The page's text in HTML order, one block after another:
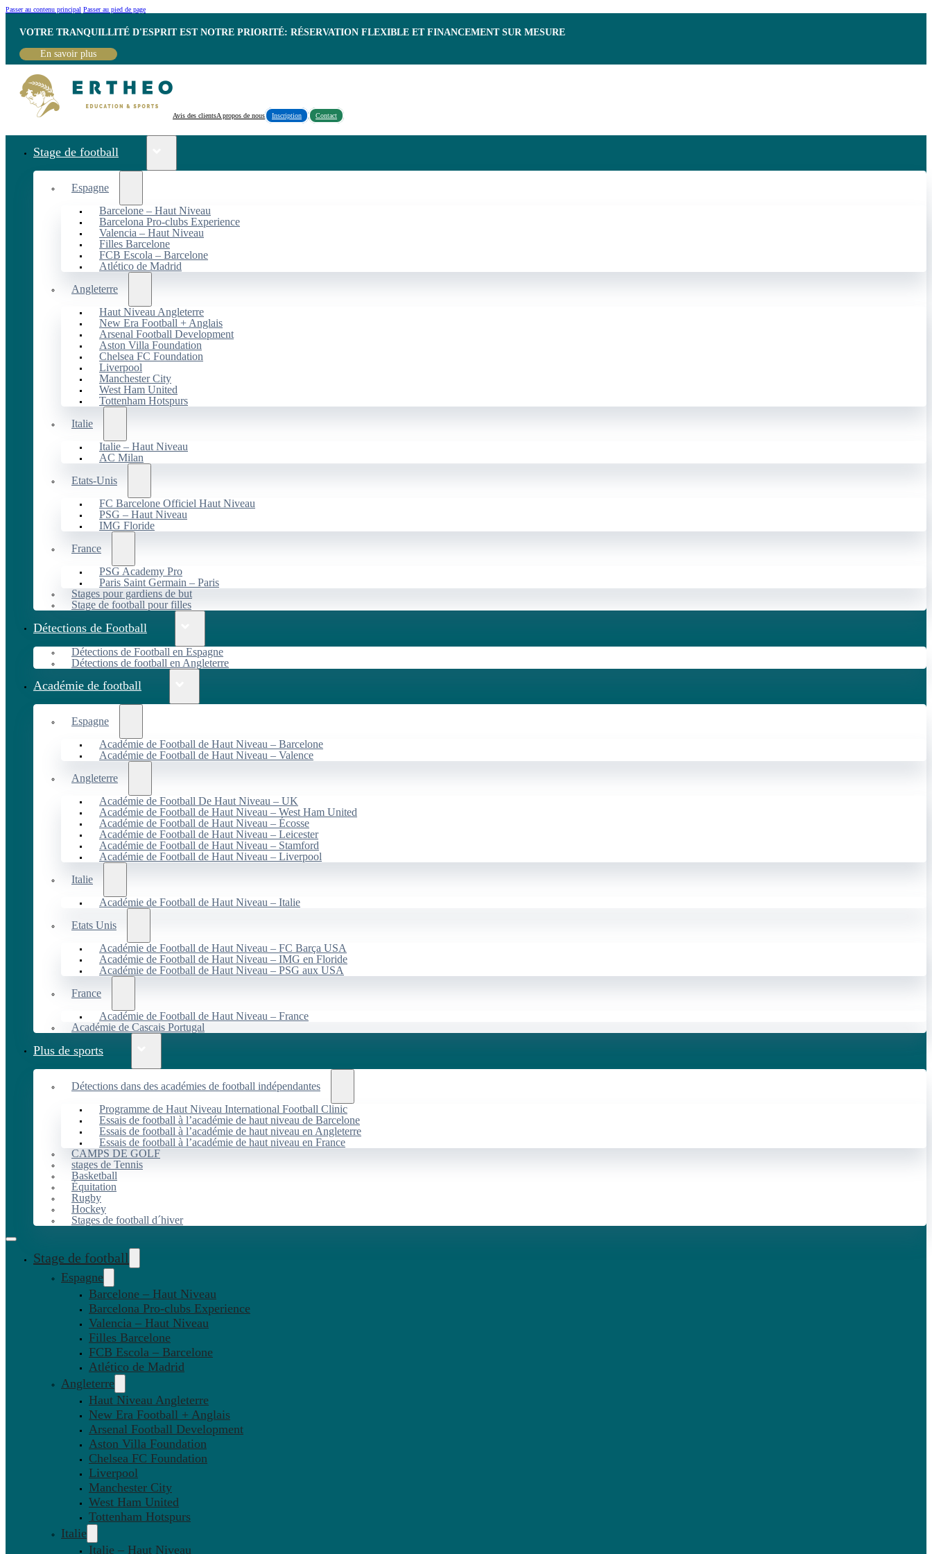
Passer au contenu principal Passer au pied de page
VOTRE TRANQUILLITÉ D'ESPRIT EST NOTRE PRIORITÉ: RÉSERVATION FLEXIBLE ET FINANCEMENT SUR MESURE
En savoir plus
Avis des clientsA propos de nous Inscription Contact
Stage de football
Espagne
Barcelone – Haut Niveau
Barcelona Pro-clubs Experience
Valencia – Haut Niveau
Filles Barcelone
FCB Escola – Barcelone
Atlético de Madrid
Angleterre
Haut Niveau Angleterre
New Era Football + Anglais
Arsenal Football Development
Aston Villa Foundation
Chelsea FC Foundation
Liverpool
Manchester City
West Ham United
Tottenham Hotspurs
Italie
Italie – Haut Niveau
AC Milan
Etats-Unis
FC Barcelone Officiel Haut Niveau
PSG – Haut Niveau
IMG Floride
France
PSG Academy Pro
Paris Saint Germain – Paris
Stages pour gardiens de but
Stage de football pour filles
Détections de Football
Détections de Football en Espagne
Détections de football en Angleterre
Académie de football
Espagne
Académie de Football de Haut Niveau – Barcelone
Académie de Football de Haut Niveau – Valence
Angleterre
Académie de Football De Haut Niveau – UK
Académie de Football de Haut Niveau – West Ham United
Académie de Football de Haut Niveau – Écosse
Académie de Football de Haut Niveau – Leicester
Académie de Football de Haut Niveau – Stamford
Académie de Football de Haut Niveau – Liverpool
Italie
Académie de Football de Haut Niveau – Italie
Etats Unis
Académie de Football de Haut Niveau – FC Barça USA
Académie de Football de Haut Niveau – IMG en Floride
Académie de Football de Haut Niveau – PSG aux USA
France
Académie de Football de Haut Niveau – France
Académie de Cascais Portugal
Plus de sports
Détections dans des académies de football indépendantes
Programme de Haut Niveau International Football Clinic
Essais de football à l’académie de haut niveau de Barcelone
Essais de football à l’académie de haut niveau en Angleterre
Essais de football à l’académie de haut niveau en France
CAMPS DE GOLF
stages de Tennis
Basketball
Équitation
Rugby
Hockey
Stages de football d´hiver
Stage de football
Espagne
Barcelone – Haut Niveau
Barcelona Pro-clubs Experience
Valencia – Haut Niveau
Filles Barcelone
FCB Escola – Barcelone
Atlético de Madrid
Angleterre
Haut Niveau Angleterre
New Era Football + Anglais
Arsenal Football Development
Aston Villa Foundation
Chelsea FC Foundation
Liverpool
Manchester City
West Ham United
Tottenham Hotspurs
Italie
Italie – Haut Niveau